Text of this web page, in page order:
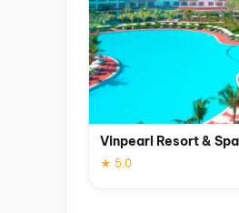
Vinpearl Resort &
★ 5.0